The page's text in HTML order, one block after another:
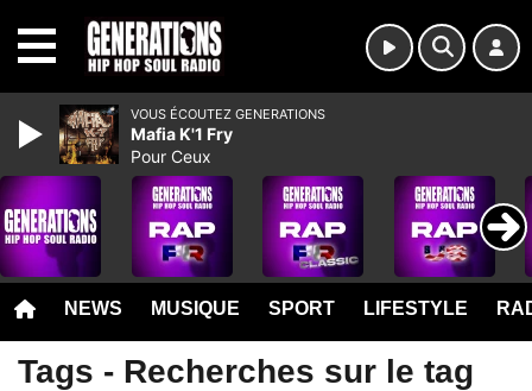
NEWS MUSIQUE SPORT LIFESTYLE
Tags - Recherches sur le tag
VOUS ÉCOUTEZ GENERATIONS
Mafia K'1 Fry
Pour Ceux